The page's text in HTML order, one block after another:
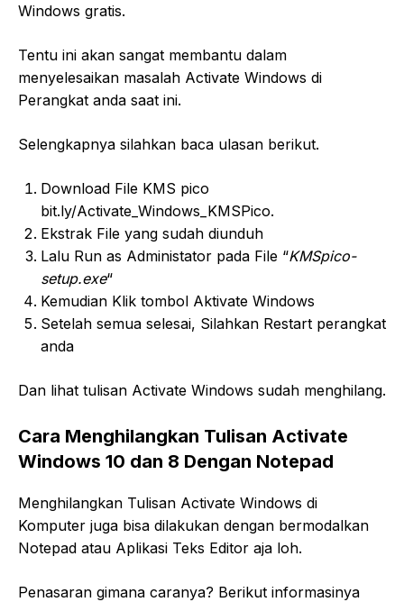
Windows gratis.
Tentu ini akan sangat membantu dalam
menyelesaikan masalah Activate Windows di
Perangkat anda saat ini.
Selengkapnya silahkan baca ulasan berikut.
Download File KMS pico
bit.ly/Activate_Windows_KMSPico.
Ekstrak File yang sudah diunduh
Lalu Run as Administator pada File “KMSpico-
setup.exe“
Kemudian Klik tombol Aktivate Windows
Setelah semua selesai, Silahkan Restart perangkat
anda
Dan lihat tulisan Activate Windows sudah menghilang.
Cara Menghilangkan Tulisan Activate
Windows 10 dan 8 Dengan Notepad
Menghilangkan Tulisan Activate Windows di
Komputer juga bisa dilakukan dengan bermodalkan
Notepad atau Aplikasi Teks Editor aja loh.
Penasaran gimana caranya? Berikut informasinya